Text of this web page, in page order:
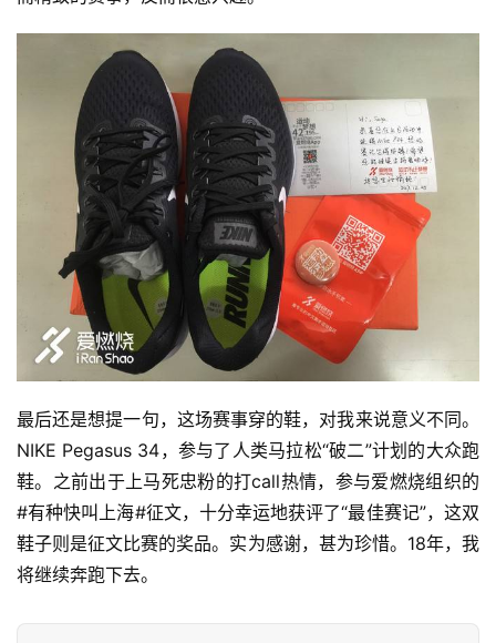
最后还是想提一句，这场赛事穿的鞋，对我来说意义不同。
NIKE Pegasus 34，参与了人类马拉松“破二”计划的大众跑
鞋。之前出于上马死忠粉的打call热情，参与爱燃烧组织的
#有种快叫上海#征文，十分幸运地获评了“最佳赛记”，这双
鞋子则是征文比赛的奖品。实为感谢，甚为珍惜。18年，我
将继续奔跑下去。